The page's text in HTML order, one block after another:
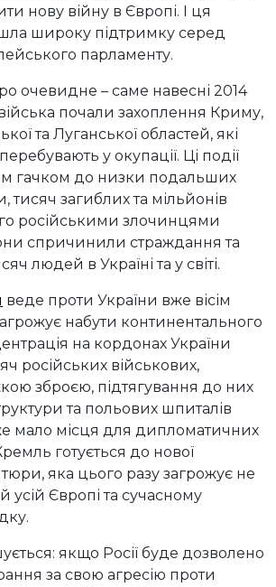
нову війну в Європі. І ця
широку підтримку серед
парламенту.
очевидне – саме навесні 2014
почали захоплення Криму,
та Луганської областей, які
у окупації. Ці події
гачком до низки подальших
тисяч загиблих та мільйонів
російськими злочинцями
спричинили страждання та
людей в Україні та у світі.
веде проти України вже вісім
набути континентального
на кордонах України
російських військових,
зброєю, підтягування до них
та польових шпиталів
мало місця для дипломатичних
готується до нової
яка цього разу загрожує не
усій Європі та сучасному
якщо Росії буде дозволено
за свою агресію проти